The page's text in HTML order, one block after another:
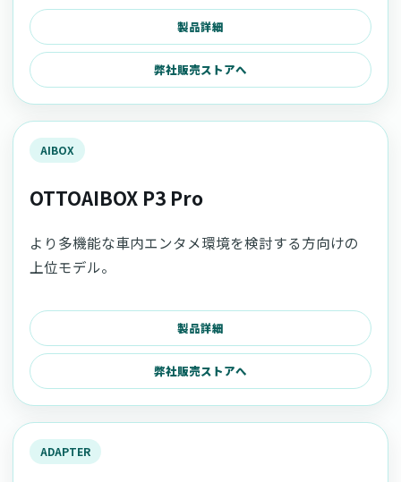
製品詳細
弊社販売ストアへ
AIBOX
OTTOAIBOX P3 Pro
より多機能な車内エンタメ環境を検討する方向けの
上位モデル。
製品詳細
弊社販売ストアへ
ADAPTER